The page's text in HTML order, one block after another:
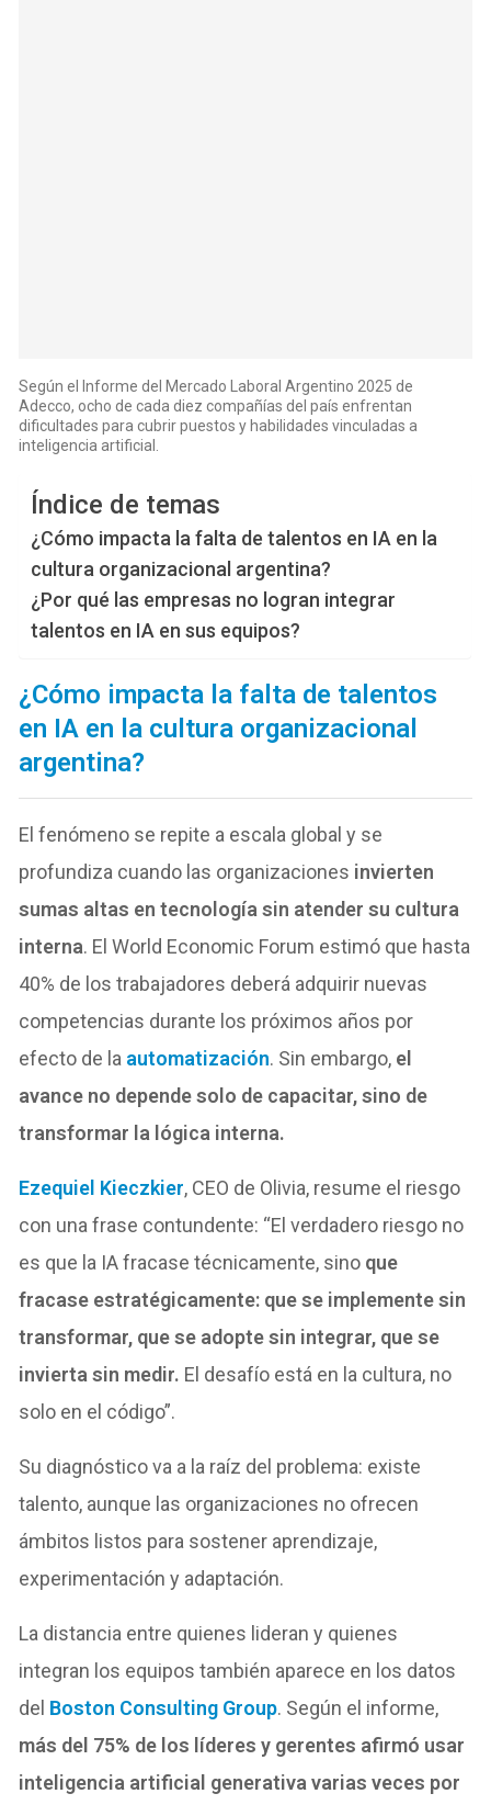
Según el Informe del Mercado Laboral Argentino 2025 de
Adecco, ocho de cada diez compañías del país enfrentan
dificultades para cubrir puestos y habilidades vinculadas a
inteligencia artificial.
Índice de temas
¿Cómo impacta la falta de talentos en IA en la
cultura organizacional argentina?
¿Por qué las empresas no logran integrar
talentos en IA en sus equipos?
¿Cómo impacta la falta de talentos
en IA en la cultura organizacional
argentina?
El fenómeno se repite a escala global y se
profundiza cuando las organizaciones invierten
sumas altas en tecnología sin atender su cultura
interna. El World Economic Forum estimó que hasta
40% de los trabajadores deberá adquirir nuevas
competencias durante los próximos años por
efecto de la automatización. Sin embargo, el
avance no depende solo de capacitar, sino de
transformar la lógica interna.
Ezequiel Kieczkier, CEO de Olivia, resume el riesgo
con una frase contundente: “El verdadero riesgo no
es que la IA fracase técnicamente, sino que
fracase estratégicamente: que se implemente sin
transformar, que se adopte sin integrar, que se
invierta sin medir. El desafío está en la cultura, no
solo en el código”.
Su diagnóstico va a la raíz del problema: existe
talento, aunque las organizaciones no ofrecen
ámbitos listos para sostener aprendizaje,
experimentación y adaptación.
La distancia entre quienes lideran y quienes
integran los equipos también aparece en los datos
del Boston Consulting Group. Según el informe,
más del 75% de los líderes y gerentes afirmó usar
inteligencia artificial generativa varias veces por